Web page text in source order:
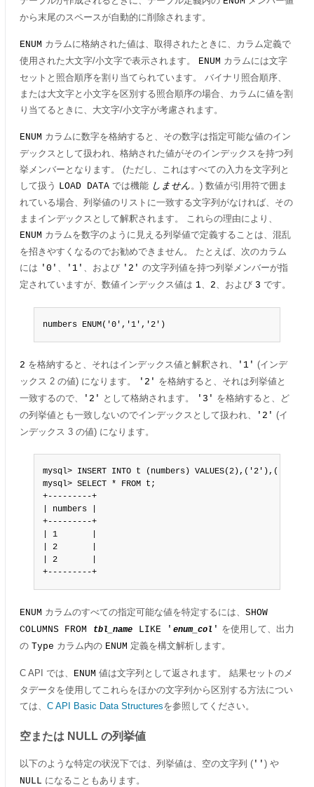
から末尾のスペースが自動的に削除されます。
ENUM カラムに格納された値は、取得されたときに、カラム定義で
使用された大文字/小文字で表示されます。 ENUM カラムには文字
セットと照合順序を割り当てられています。 バイナリ照合順序、
または大文字と小文字を区別する照合順序の場合、カラムに値を割
り当てるときに、大文字/小文字が考慮されます。
ENUM カラムに数字を格納すると、その数字は指定可能な値のイン
デックスとして扱われ、格納された値がそのインデックスを持つ列
挙メンバーとなります。 (ただし、これはすべての入力を文字列と
して扱う LOAD DATA では機能 しません。) 数値が引用符で囲ま
れている場合、列挙値のリストに一致する文字列がなければ、その
ままインデックスとして解釈されます。 これらの理由により、
ENUM カラムを数字のように見える列挙値で定義することは、混乱
を招きやすくなるのでお勧めできません。 たとえば、次のカラム
には '0' 、 '1' 、および '2' の文字列値を持つ列挙メンバーが指
定されていますが、数値インデックス値は 1、 2、および 3 です。
numbers ENUM('0','1','2')
2 を格納すると、それはインデックス値と解釈され、 '1' (インデ
ックス 2 の値) になります。
'2' を格納すると、それは列挙値と
一致するので、
'2' として格納されます。 '3' を格納すると、ど
の列挙値とも一致しないのでインデックスとして扱われ、
'2' (イ
ンデックス 3 の値) になります。
mysql> INSERT INTO t (numbers) VALUES(2),('2'),('3');
mysql> SELECT * FROM t;
+---------+
| numbers |
+---------+
| 1       |
| 2       |
| 2       |
+---------+
ENUM カラムのすべての指定可能な値を特定するには、 SHOW
COLUMNS FROM
tbl_name LIKE ' enum_col ' を使用して、出力
の Type カラム内の ENUM 定義を構文解析します。
C API では、 ENUM 値は文字列として返されます。 結果セットのメ
タデータを使用してこれらをほかの文字列から区別する方法につい
ては、 C API Basic Data Structuresを参照してください。
空または NULL の列挙値
以下のような特定の状況下では、列挙値は、空の文字列 ( '' ) や
NULL になることもあります。